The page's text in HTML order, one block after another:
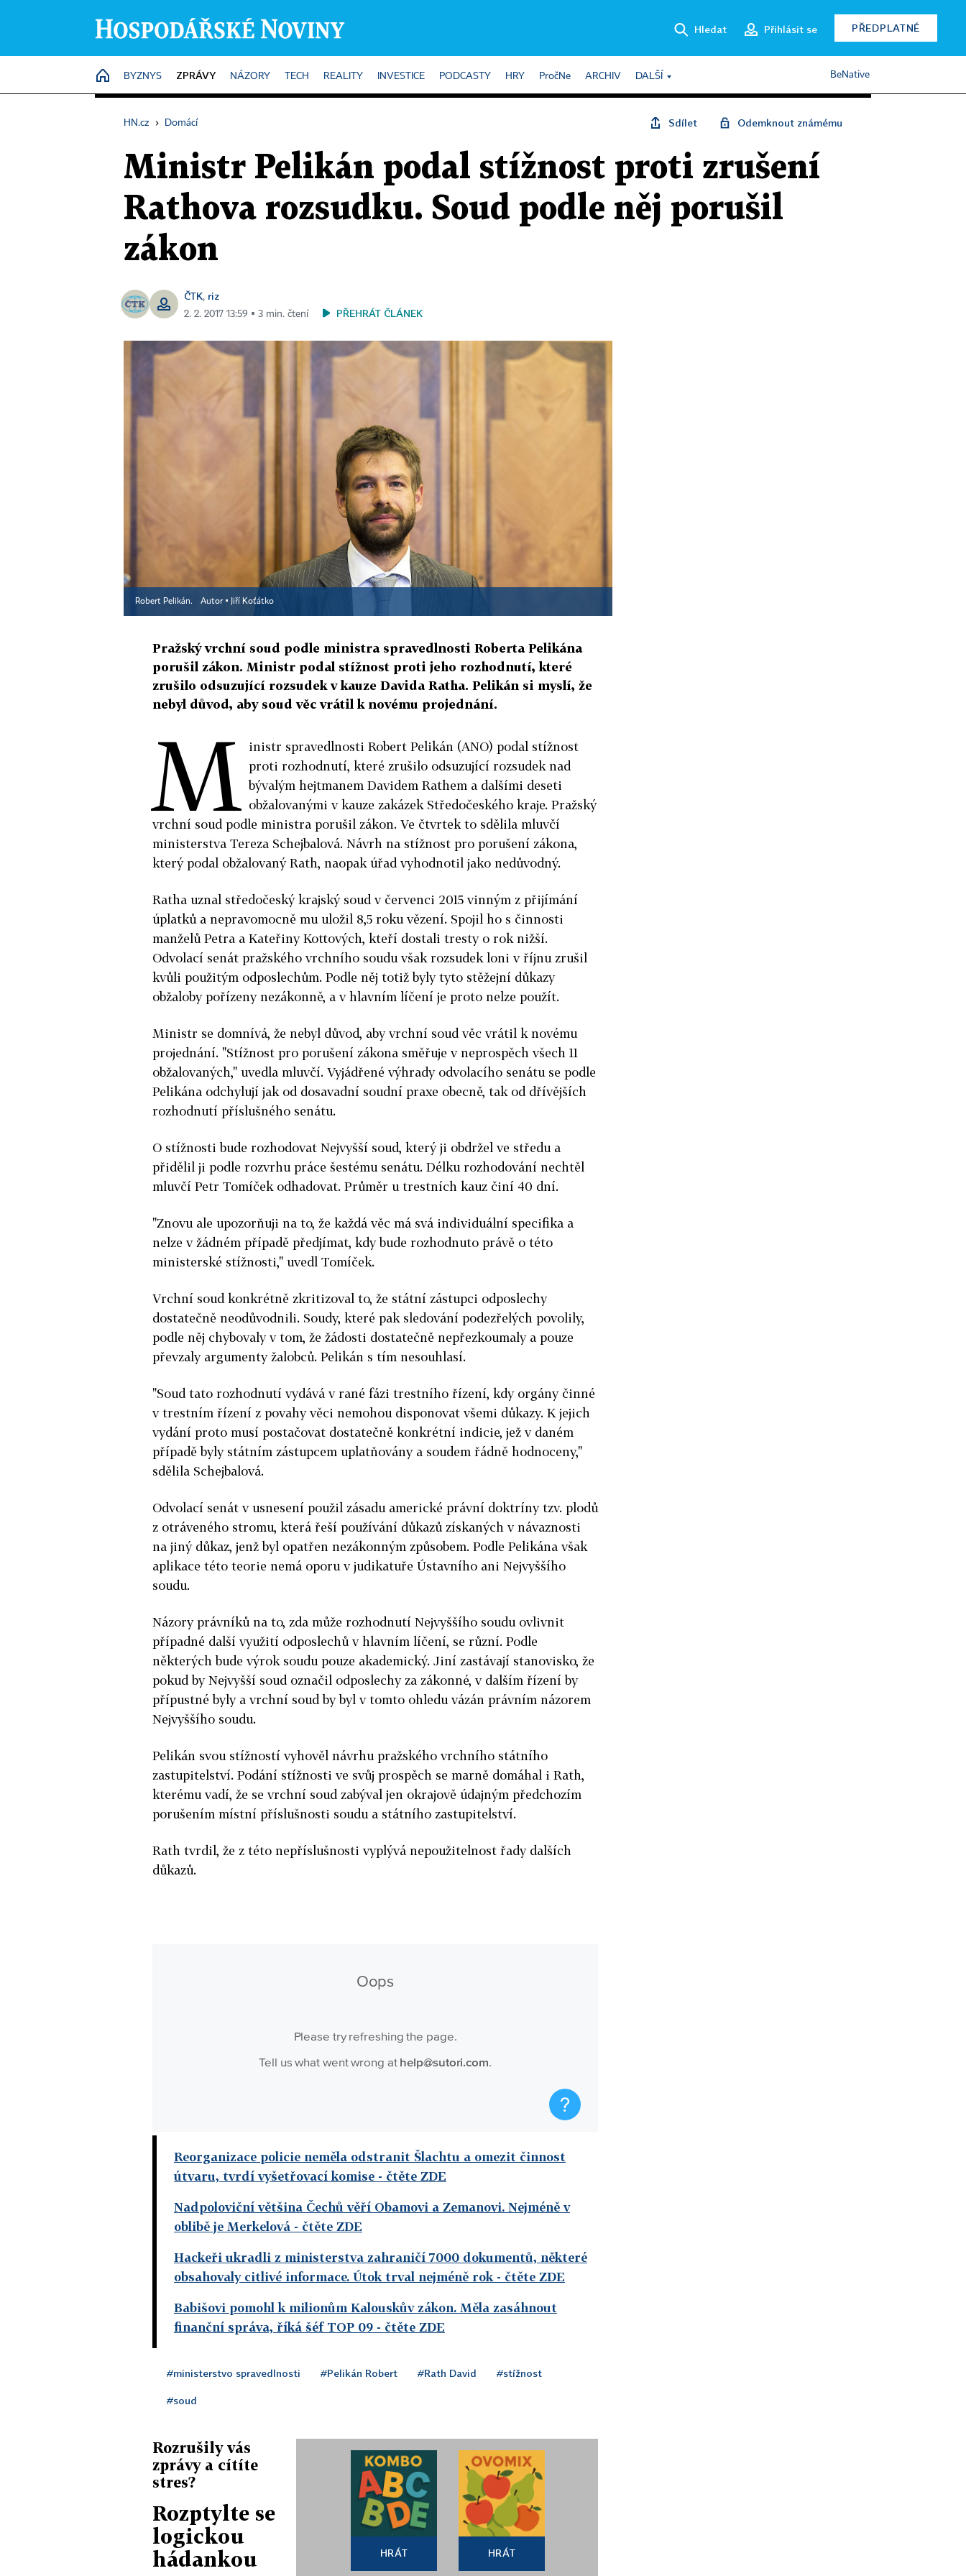
Hledat Přihlásit se PŘEDPLATNÉ
HOME
BYZNYS ZPRÁVY NÁZORY TECH REALITY INVESTICE PODCASTY HRY PročNe ARCHIV DALŠÍ BeNative
HN.cz › Domácí Sdílet Odemknout známému
Ministr Pelikán podal stížnost proti zrušení
Rathova rozsudku. Soud podle něj porušil
zákon
ČTK, riz
2. 2. 2017 13:59 ▪ 3 min. čtení PŘEHRÁT ČLÁNEK
Robert Pelikán. Autor ▪ Jiří Koťátko
Pražský vrchní soud podle ministra spravedlnosti Roberta Pelikána
porušil zákon. Ministr podal stížnost proti jeho rozhodnutí, které
zrušilo odsuzující rozsudek v kauze Davida Ratha. Pelikán si myslí, že
nebyl důvod, aby soud věc vrátil k novému projednání.
M inistr spravedlnosti Robert Pelikán (ANO) podal stížnost
proti rozhodnutí, které zrušilo odsuzující rozsudek nad
bývalým hejtmanem Davidem Rathem a dalšími deseti
obžalovanými v kauze zakázek Středočeského kraje. Pražský
vrchní soud podle ministra porušil zákon. Ve čtvrtek to sdělila mluvčí
ministerstva Tereza Schejbalová. Návrh na stížnost pro porušení zákona,
který podal obžalovaný Rath, naopak úřad vyhodnotil jako nedůvodný.
Ratha uznal středočeský krajský soud v červenci 2015 vinným z přijímání
úplatků a nepravomocně mu uložil 8,5 roku vězení. Spojil ho s činnosti
manželů Petra a Kateřiny Kottových, kteří dostali tresty o rok nižší.
Odvolací senát pražského vrchního soudu však rozsudek loni v říjnu zrušil
kvůli použitým odposlechům. Podle něj totiž byly tyto stěžejní důkazy
obžaloby pořízeny nezákonně, a v hlavním líčení je proto nelze použít.
Ministr se domnívá, že nebyl důvod, aby vrchní soud věc vrátil k novému
projednání. "Stížnost pro porušení zákona směřuje v neprospěch všech 11
obžalovaných," uvedla mluvčí. Vyjádřené výhrady odvolacího senátu se podle
Pelikána odchylují jak od dosavadní soudní praxe obecně, tak od dřívějších
rozhodnutí příslušného senátu.
O stížnosti bude rozhodovat Nejvyšší soud, který ji obdržel ve středu a
přidělil ji podle rozvrhu práce šestému senátu. Délku rozhodování nechtěl
mluvčí Petr Tomíček odhadovat. Průměr u trestních kauz činí 40 dní.
"Znovu ale upozorňuji na to, že každá věc má svá individuální specifika a
nelze v žádném případě předjímat, kdy bude rozhodnuto právě o této
ministerské stížnosti," uvedl Tomíček.
Vrchní soud konkrétně zkritizoval to, že státní zástupci odposlechy
dostatečně neodůvodnili. Soudy, které pak sledování podezřelých povolily,
podle něj chybovaly v tom, že žádosti dostatečně nepřezkoumaly a pouze
převzaly argumenty žalobců. Pelikán s tím nesouhlasí.
"Soud tato rozhodnutí vydává v rané fázi trestního řízení, kdy orgány činné
v trestním řízení z povahy věci nemohou disponovat všemi důkazy. K jejich
vydání proto musí postačovat dostatečně konkrétní indicie, jež v daném
případě byly státním zástupcem uplatňovány a soudem řádně hodnoceny,"
sdělila Schejbalová.
Odvolací senát v usnesení použil zásadu americké právní doktríny tzv. plodů
z otráveného stromu, která řeší používání důkazů získaných v návaznosti
na jiný důkaz, jenž byl opatřen nezákonným způsobem. Podle Pelikána však
aplikace této teorie nemá oporu v judikatuře Ústavního ani Nejvyššího
soudu.
Názory právníků na to, zda může rozhodnutí Nejvyššího soudu ovlivnit
případné další využití odposlechů v hlavním líčení, se různí. Podle
některých bude výrok soudu pouze akademický. Jiní zastávají stanovisko, že
pokud by Nejvyšší soud označil odposlechy za zákonné, v dalším řízení by
přípustné byly a vrchní soud by byl v tomto ohledu vázán právním názorem
Nejvyššího soudu.
Pelikán svou stížností vyhověl návrhu pražského vrchního státního
zastupitelství. Podání stížnosti ve svůj prospěch se marně domáhal i Rath,
kterému vadí, že se vrchní soud zabýval jen okrajově údajným předchozím
porušením místní příslušnosti soudu a státního zastupitelství.
Rath tvrdil, že z této nepříslušnosti vyplývá nepoužitelnost řady dalších
důkazů.
Reorganizace policie neměla odstranit Šlachtu a omezit činnost
útvaru, tvrdí vyšetřovací komise - čtěte ZDE
Nadpoloviční většina Čechů věří Obamovi a Zemanovi. Nejméně v
oblibě je Merkelová - čtěte ZDE
Hackeři ukradli z ministerstva zahraničí 7000 dokumentů, některé
obsahovaly citlivé informace. Útok trval nejméně rok - čtěte ZDE
Babišovi pomohl k milionům Kalouskův zákon. Měla zasáhnout
finanční správa, říká šéf TOP 09 - čtěte ZDE
#ministerstvo spravedlnosti #Pelikán Robert #Rath David #stížnost
#soud
Rozrušily vás
zprávy a cítíte
stres?
Rozptylte se
logickou
hádankou
HRÁT HRÁT